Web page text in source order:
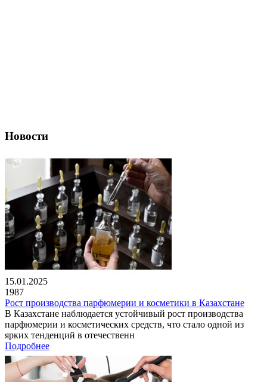
Новости
15.01.2025
1987
Рост производства парфюмерии и косметики в Казахстане
В Казахстане наблюдается устойчивый рост производства
парфюмерии и косметических средств, что стало одной из
ярких тенденций в отечественн
Подробнее